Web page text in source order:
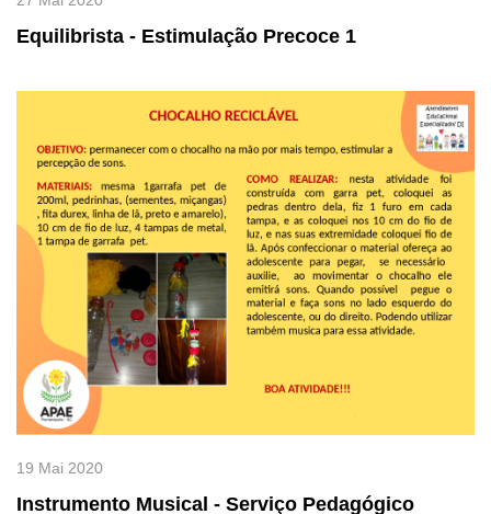
Equilibrista - Estimulação Precoce 1
Instrumento Musical - Serviço Pedagógico
19 Mai 2020